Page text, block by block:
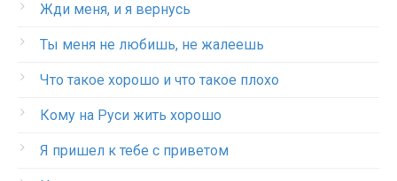
Жди меня, и я вернусь
Ты меня не любишь, не жалеешь
Что такое хорошо и что такое плохо
Кому на Руси жить хорошо
Я пришел к тебе с приветом